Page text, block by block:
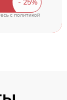
cполитикой